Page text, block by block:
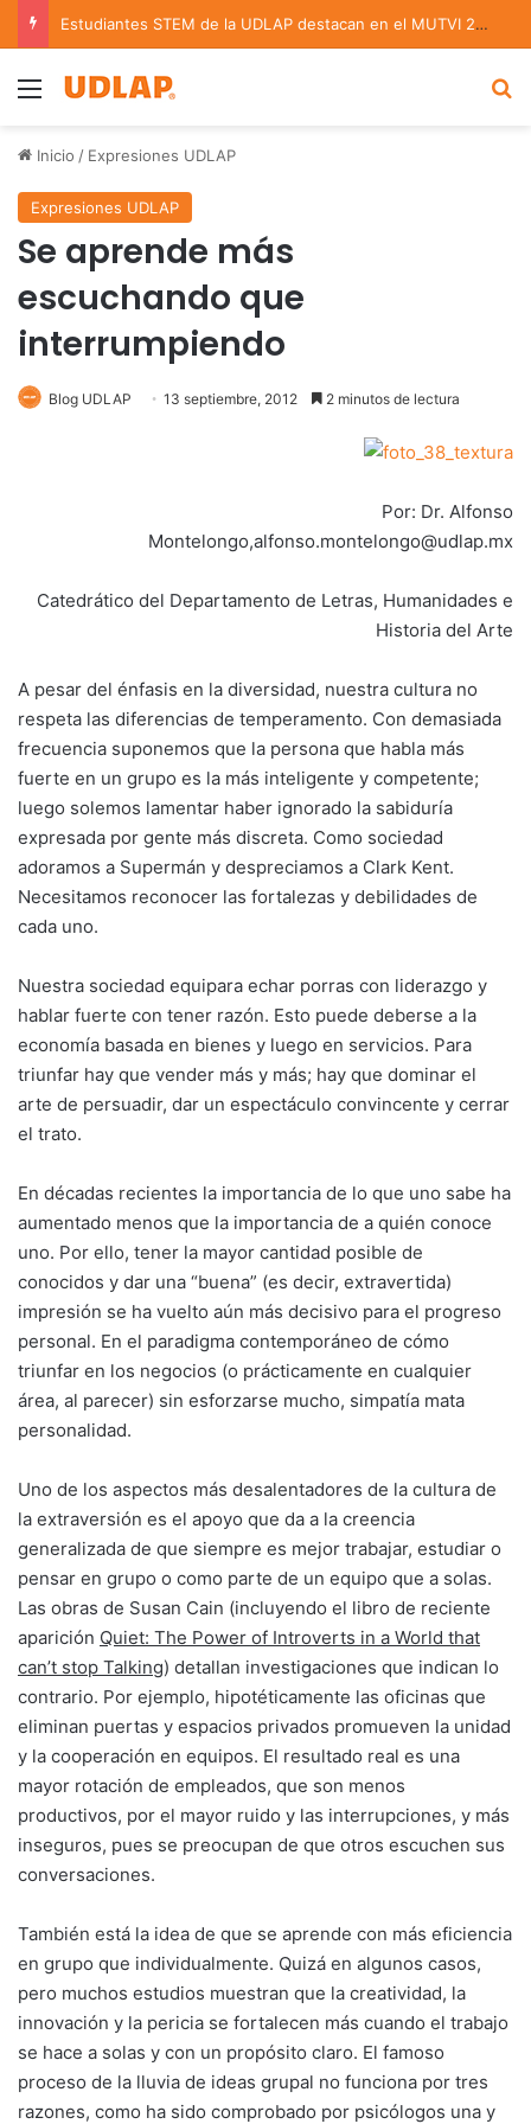
Estudiantes STEM de la UDLAP destacan en el MUTVI 2026
Menu
Inicio / Expresiones UDLAP
Expresiones UDLAP
Se aprende más
escuchando que
interrumpiendo
Blog UDLAP 13 septiembre, 2012 2 minutos de lectura
Por: Dr. Alfonso
Montelongo,alfonso.montelongo@udlap.mx
Catedrático del Departamento de Letras, Humanidades e
Historia del Arte
A pesar del énfasis en la diversidad, nuestra cultura no
respeta las diferencias de temperamento. Con demasiada
frecuencia suponemos que la persona que habla más
fuerte en un grupo es la más inteligente y competente;
luego solemos lamentar haber ignorado la sabiduría
expresada por gente más discreta. Como sociedad
adoramos a Supermán y despreciamos a Clark Kent.
Necesitamos reconocer las fortalezas y debilidades de
cada uno.
Nuestra sociedad equipara echar porras con liderazgo y
hablar fuerte con tener razón. Esto puede deberse a la
economía basada en bienes y luego en servicios. Para
triunfar hay que vender más y más; hay que dominar el
arte de persuadir, dar un espectáculo convincente y cerrar
el trato.
En décadas recientes la importancia de lo que uno sabe ha
aumentado menos que la importancia de a quién conoce
uno. Por ello, tener la mayor cantidad posible de
conocidos y dar una “buena” (es decir, extravertida)
impresión se ha vuelto aún más decisivo para el progreso
personal. En el paradigma contemporáneo de cómo
triunfar en los negocios (o prácticamente en cualquier
área, al parecer) sin esforzarse mucho, simpatía mata
personalidad.
Uno de los aspectos más desalentadores de la cultura de
la extraversión es el apoyo que da a la creencia
generalizada de que siempre es mejor trabajar, estudiar o
pensar en grupo o como parte de un equipo que a solas.
Las obras de Susan Cain (incluyendo el libro de reciente
aparición Quiet: The Power of Introverts in a World that
can’t stop Talking) detallan investigaciones que indican lo
contrario. Por ejemplo, hipotéticamente las oficinas que
eliminan puertas y espacios privados promueven la unidad
y la cooperación en equipos. El resultado real es una
mayor rotación de empleados, que son menos
productivos, por el mayor ruido y las interrupciones, y más
inseguros, pues se preocupan de que otros escuchen sus
conversaciones.
También está la idea de que se aprende con más eficiencia
en grupo que individualmente. Quizá en algunos casos,
pero muchos estudios muestran que la creatividad, la
innovación y la pericia se fortalecen más cuando el trabajo
se hace a solas y con un propósito claro. El famoso
proceso de la lluvia de ideas grupal no funciona por tres
razones, como ha sido comprobado por psicólogos una y